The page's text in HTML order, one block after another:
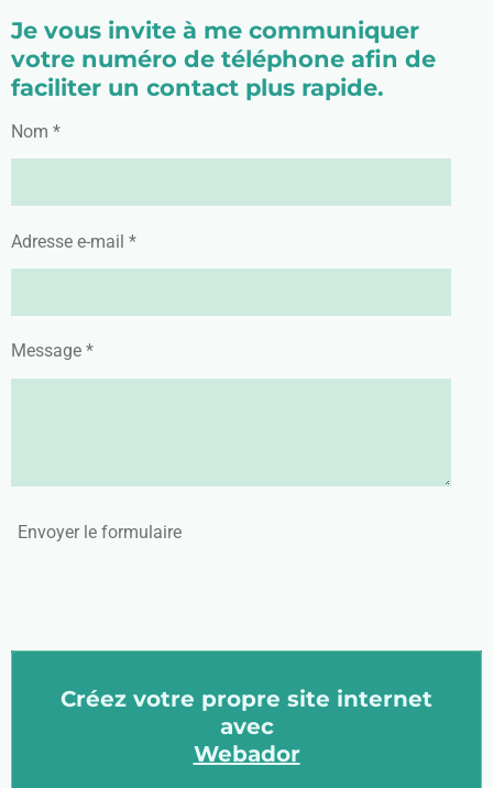
Je vous invite à me communiquer
votre numéro de téléphone afin de
faciliter un contact plus rapide.
Nom *
Adresse e-mail *
Message *
Envoyer le formulaire
Créez votre propre site internet
avec
Webador